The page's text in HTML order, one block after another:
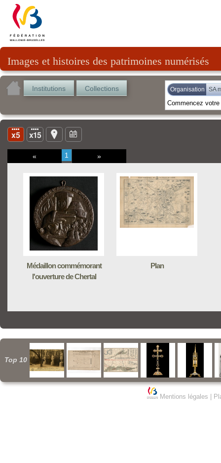
Images et histoires des patrimoines numérisés
Institutions Collections Organisation SA
« 1 »
Médaillon commémorant
l'ouverture de Chertal
Plan
Top 10
Mentions légales